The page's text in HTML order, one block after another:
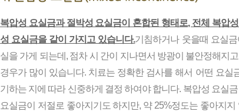
복압성 요실금과 절박성 요실금이 혼합된 형태로, 전체 복압
성 요실금을 같이 가지고 있습니다.기침하거나 웃을때 요실
실을 가게 되는데, 점차 시 간이 지나면서 방광이 불안정해지
경우가 많이 있습니다. 치료는 정확한 검사를 해서 어떤 요실
기하는 지에 따라 신중하게 결정 하여야 합니다. 복압성 요실
요실금이 저절로 좋아지기도 하지만, 약 25%정도는 좋아지